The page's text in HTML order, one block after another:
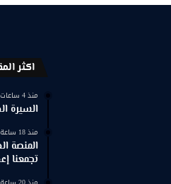
اكثر
منذ 4 ساعات
السيرة
منذ 18 ساعة
المنصة
تجمعنا